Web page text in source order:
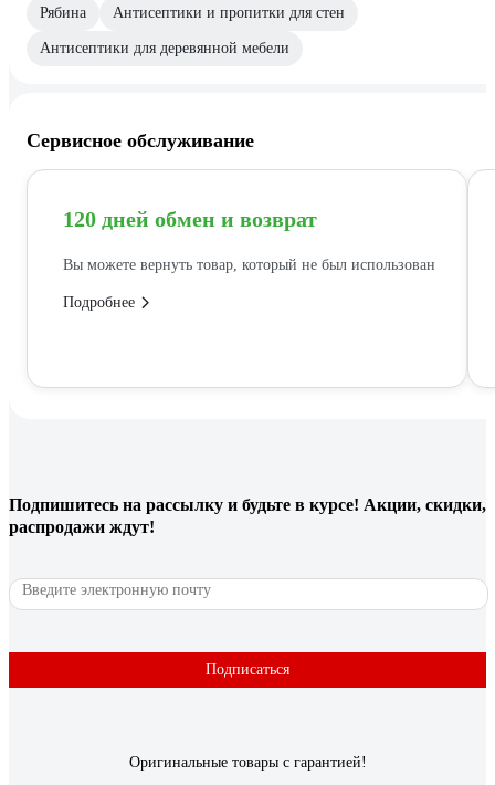
Рябина Антисептики и пропитки для стен
Антисептики для деревянной мебели
Сервисное обслуживание
120 дней обмен и возврат
Вы можете вернуть товар, который не был использован
Подробнее
Подпишитесь на рассылку и будьте в курсе! Акции, скидки,
распродажи ждут!
Подписаться
Оригинальные товары с гарантией!